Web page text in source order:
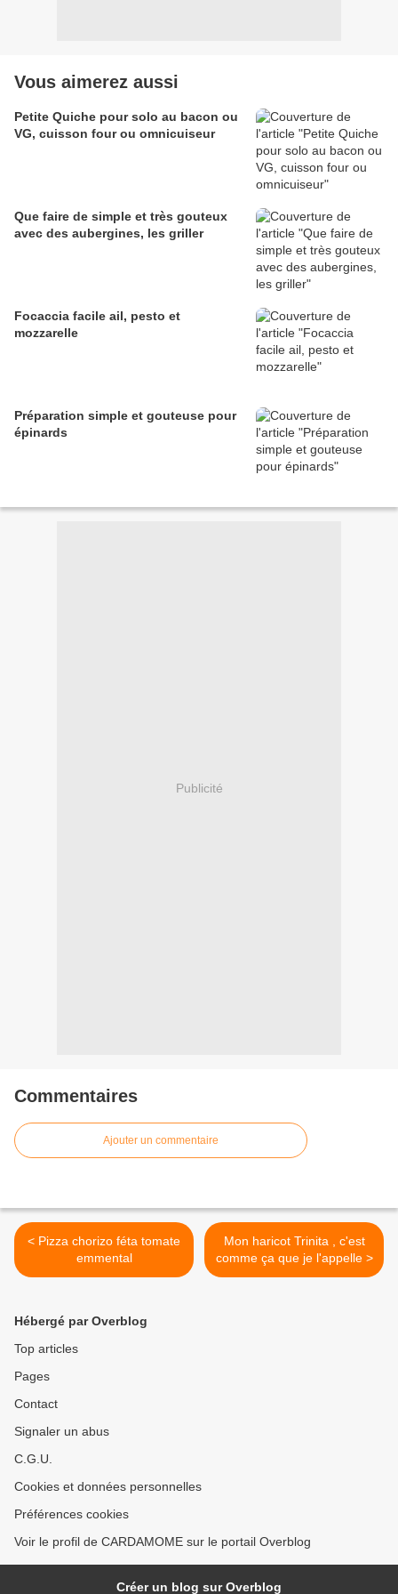
Vous aimerez aussi
Petite Quiche pour solo au bacon ou
VG, cuisson four ou omnicuiseur
Que faire de simple et très gouteux
avec des aubergines, les griller
Focaccia facile ail, pesto et
mozzarelle
Préparation simple et gouteuse pour
épinards
Publicité
Commentaires
Ajouter un commentaire
< Pizza chorizo féta tomate
emmental
Mon haricot Trinita , c'est
comme ça que je l'appelle >
Hébergé par Overblog
Top articles
Pages
Contact
Signaler un abus
C.G.U.
Cookies et données personnelles
Préférences cookies
Voir le profil de CARDAMOME sur le portail Overblog
Créer un blog sur Overblog